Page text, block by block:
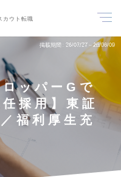
カウト転職
掲載期間 26/07/27～26/08/09
ッパーGで
採用】東証
福利厚生充